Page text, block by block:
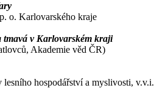
o. Karlovarského kraje
tmavá v Karlovarském kraji
Akademie věd ČR)
hospodářství a myslivosti,